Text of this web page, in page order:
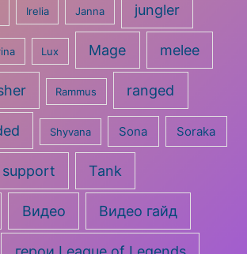
Irelia Janna jungler
Lux Mage melee
Rammus ranged
Shyvana Sona Soraka
support Tank
Видео Видео гайд